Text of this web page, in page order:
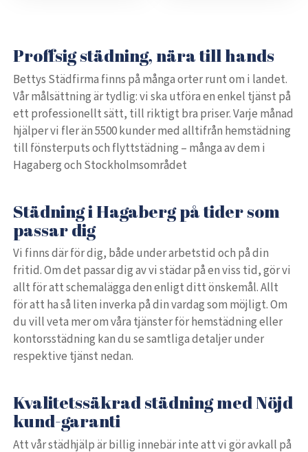
Proffsig städning, nära till hands
Bettys Städfirma finns på många orter runt om i landet.
Vår målsättning är tydlig: vi ska utföra en enkel tjänst på
ett professionellt sätt, till riktigt bra priser. Varje månad
hjälper vi fler än 5500 kunder med alltifrån hemstädning
till fönsterputs och flyttstädning – många av dem i
Hagaberg och Stockholmsområdet
Städning i Hagaberg på tider som
passar dig
Vi finns där för dig, både under arbetstid och på din
fritid. Om det passar dig av vi städar på en viss tid, gör vi
allt för att schemalägga den enligt ditt önskemål. Allt
för att ha så liten inverka på din vardag som möjligt. Om
du vill veta mer om våra tjänster för hemstädning eller
kontorsstädning kan du se samtliga detaljer under
respektive tjänst nedan.
Kvalitetssäkrad städning med Nöjd
kund-garanti
Att vår städhjälp är billig innebär inte att vi gör avkall på